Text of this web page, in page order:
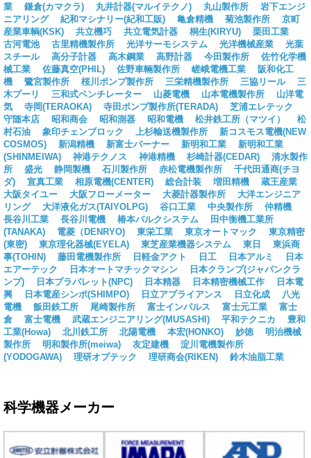
業
鎌倉(カマクラ) 丸井計器(マルイテクノ) 丸山製作所
岩下エンジ
ニアリング
紀和マシナリー(紀和工販) 亀倉精機 菊池製作所
京町
産業車輌(KSK)
共立機巧 共立電気計器 桐生(KIRYU)
栗田工業
古河電池
古里精機製作所 光洋サーモシステム 光洋機械産業
光葉
スチール
高分子計器 高木鋼業 高野計器 今田製作所
佐竹化学機
械工業
佐藤真空(PHIL) 佐野車輛製作所 嵯峨電機工業
阪和化工
機
鷺宮製作所 桜川ポンプ製作所 三栄精機製作所 三協リール
三
木プーリ
三和式ベンチレーター 山菱電機 山本電機製作所
山洋電
気
寺岡(TERAOKA) 寺田ポンプ製作所(TERADA)
芝浦エレテック
守随本店
昭和商会 昭和測器 昭和電機 松井鉄工所（マツイ）
松
村石油
象印チェンブロック 上杉輸送機製作所
新コスモス電機(NEW
COSMOS)
新潟精機 新富士バーナー 新明和工業
新明和工業
(SHINMEIWA)
神港テクノス 神港精機 杉崎計器(CEDAR)
清水製作
所
盛光 静岡製機 石川製作所 赤松電機製作所
千代田通商(チヨ
ダ)
宣真工業 相原電機(CENTER) 総合計装 増田精機
蔵王産業
大阪タイユー
大阪フローメーター 大菱計器製作所
大洋エンジニア
リング
大洋液化ガス(TAIYOLPG) 谷口工業 中央製作所
仲精機
長谷川工業
長谷川電機 椿本バルクシステム
田中衡機工業所
(TANAKA)
電菱（DENRYO) 東栄工業 東京オートマック
東京精密
(東密)
東京理化器械(EYELA) 東芝産業機器システム 東日
東浜商
事(TOHIN)
藤田電機製作所 日軽金アクト 日工 日本アルミ
日本
エアーテック
日本オートマチックマシン
日本クランプ(ジャパンクラ
ンプ)
日本プラパレット(NPC) 日本精器 日本精密機械工作
日本電
興
日本電産シンポ(SHIMPO) 日立アプライアンス 日立化成
八光
電機
飯田鉄工所 尾崎製作所 富士インパルス 富士元工業
富士
倉
富士電機 武蔵エンジニアリング(MUSASHI) 平和テクニカ
豊和
工業(Howa)
北川鉄工所 北陽電機 本宏(HONKO) 妙徳
明治機械
製作所
明和製作所(meiwa) 友定建機
淀川電機製作所
(YODOGAWA)
理研オプテック 理研商会(RIKEN) 鈴木油脂工業
科学機器メーカー